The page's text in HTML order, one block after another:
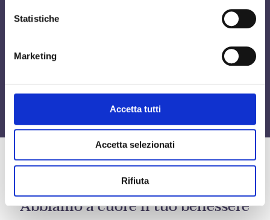
Statistiche
Marketing
Accetta tutti
Accetta selezionati
Rifiuta
Abbiamo a cuore il tuo benessere